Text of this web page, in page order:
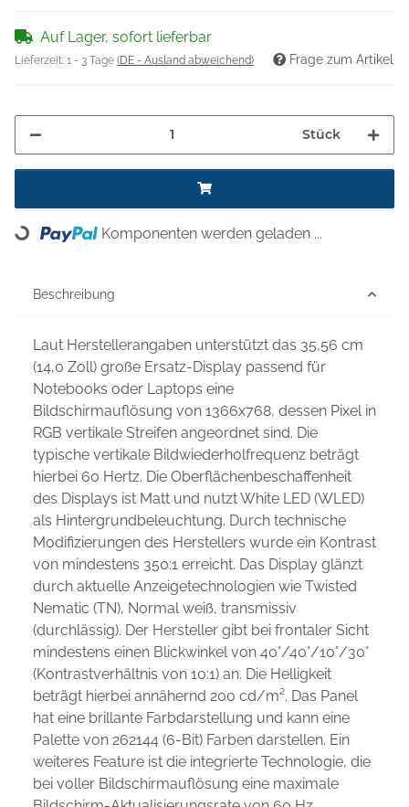
Auf Lager, sofort lieferbar
Lieferzeit: 1 - 3 Tage (DE - Ausland abweichend) Frage zum Artikel
Stück
Loading... Komponenten werden geladen ...
Beschreibung
Laut Herstellerangaben unterstützt das 35,56 cm
(14,0 Zoll) große Ersatz-Display passend für
Notebooks oder Laptops eine
Bildschirmauflösung von 1366x768, dessen Pixel in
RGB vertikale Streifen angeordnet sind. Die
typische vertikale Bildwiederholfrequenz beträgt
hierbei 60 Hertz. Die Oberflächenbeschaffenheit
des Displays ist Matt und nutzt White LED (WLED)
als Hintergrundbeleuchtung. Durch technische
Modifizierungen des Herstellers wurde ein Kontrast
von mindestens 350:1 erreicht. Das Display glänzt
durch aktuelle Anzeigetechnologien wie Twisted
Nematic (TN), Normal weiß, transmissiv
(durchlässig). Der Hersteller gibt bei frontaler Sicht
mindestens einen Blickwinkel von 40°/40°/10°/30°
(Kontrastverhältnis von 10:1) an. Die Helligkeit
beträgt hierbei annähernd 200 cd/m². Das Panel
hat eine brillante Farbdarstellung und kann eine
Palette von 262144 (6-Bit) Farben darstellen. Ein
weiteres Feature ist die integrierte Technologie, die
bei voller Bildschirmauflösung eine maximale